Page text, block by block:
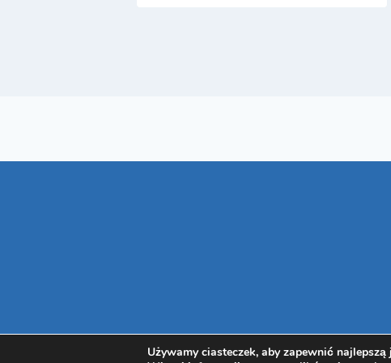
Używamy ciasteczek, aby zapewnić